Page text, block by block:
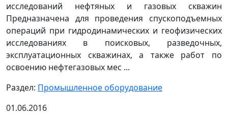
исследований нефтяных и газовых скважин
Предназначена для проведения спускоподъемных
операций при гидродинамических и геофизических
исследованиях в поисковых, разведочных,
эксплуатационных скважинах, а также работ по
освоению нефтегазовых мес ...
Раздел: Промышленное оборудование
01.06.2016